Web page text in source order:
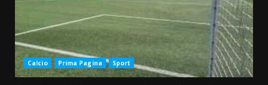
Calcio Prima Pagina Sport